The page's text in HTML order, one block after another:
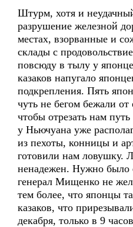
Штурм, хотя и
разрушение железной
местах, взорванные и
склады с
повсюду в тылу у
казаков напугало
подкрепления. Пять
чуть не бегом бежали
чтобы отрезать нам
у Ньючуана уже
из пехоты, конницы и
готовили нам ловушку.
ненадежен. Нужно
генерал Мищенко не
тем более, что японцы
казаков, что
декабря, только в 9